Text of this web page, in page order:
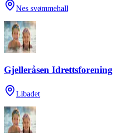
Nes svømmehall
Gjelleråsen Idrettsforening
Libadet